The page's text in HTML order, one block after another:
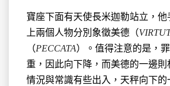
寶座下面有天使長米迦勒站立，
上兩個人物分別象徵美德（
（PECCATA）。值得注意的是，
重，因此向下降，而美德的一邊
情況與常識有些出入，天秤向下